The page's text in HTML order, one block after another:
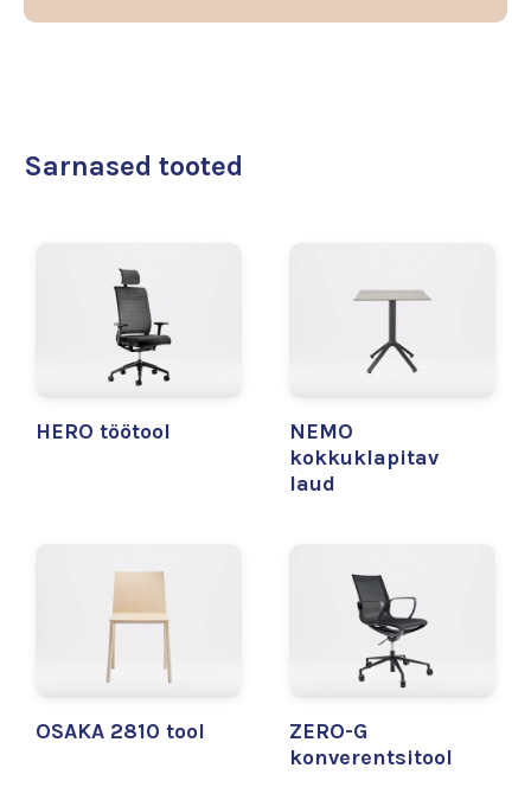
Sarnased tooted
HERO töötool
NEMO
kokkuklapitav
laud
OSAKA 2810 tool
ZERO-G
konverentsitool